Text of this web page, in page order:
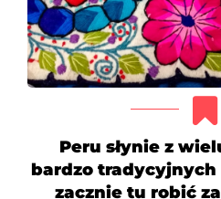
Peru słynie z
bardzo
zacznie tu robić